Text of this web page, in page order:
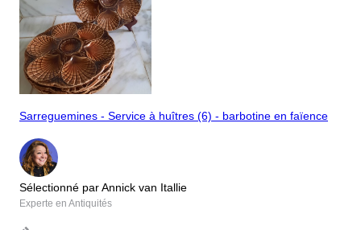
Sarreguemines - Service à huîtres (6) - barbotine en faïence
Sélectionné par Annick van Itallie
Experte en Antiquités